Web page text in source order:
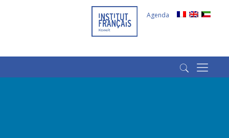
(+965) 66266980
Agenda